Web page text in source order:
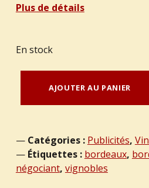
Plus de détails
En stock
AJOUTER AU PANIER
Catégories : Publicités,
Étiquettes : bordeaux,
négociant, vignobles